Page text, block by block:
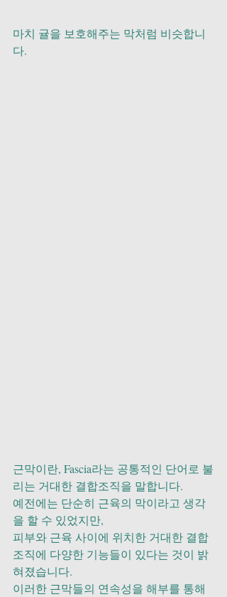
마치 귤을 보호해주는 막처럼 비슷합니
다.
근막이란, Fascia라는 공통적인 단어로 불
리는 거대한 결합조직을 말합니다.
예전에는 단순히 근육의 막이라고 생각
을 할 수 있었지만,
피부와 근육 사이에 위치한 거대한 결합
조직에 다양한 기능들이 있다는 것이 밝
혀졌습니다.
이러한 근막들의 연속성을 해부를 통해